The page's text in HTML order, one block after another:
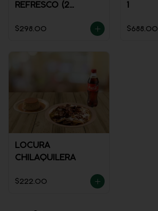
REFRESCO (2
$298.00
1
$688.00
LOCURA
CHILAQUILERA
$222.00